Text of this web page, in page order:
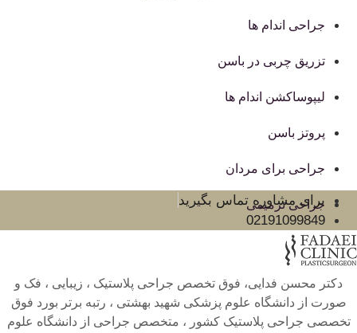
جراحی اندام ها
تزریق چربی در باسن
لیپوساکشن اندام ها
پروتز باسن
جراحی برای مردان
جراحی ترمیمی
برای مشاوره تماس بگیرید
02191099849
دکتر محسن فدایی، فوق تخصص جراحی پلاستیک ، زیبایی ، فک و
صورت از دانشگاه علوم پزشکی شهید بهشتی ، رتبه برتر بورد فوق
تخصصی جراحی پلاستیک کشور ، متخصص جراحی از دانشگاه علوم